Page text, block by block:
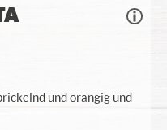
und orangig und